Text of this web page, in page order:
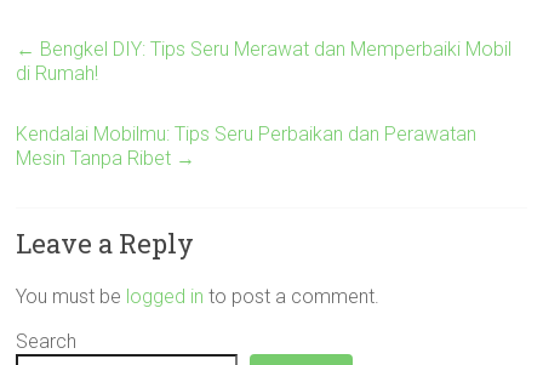
← Bengkel DIY: Tips Seru Merawat dan Memperbaiki Mobil
di Rumah!
Kendalai Mobilmu: Tips Seru Perbaikan dan Perawatan
Mesin Tanpa Ribet →
Leave a Reply
You must be logged in to post a comment.
Search